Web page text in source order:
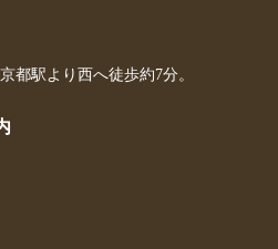
都駅より西へ徒歩約7分。